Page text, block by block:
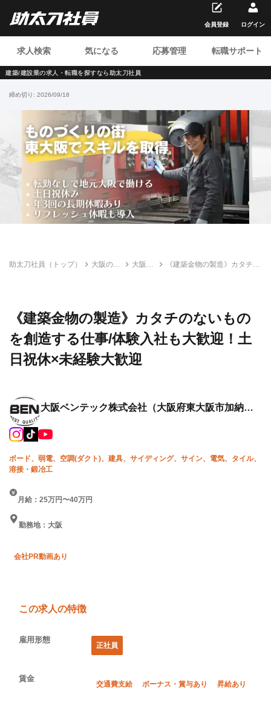
建築/建設業の求人・転職を探すなら助太刀社員
求人検索 気になる 応募管理 転職サポート
会員登録 ログイン
締め切り: 2026/09/18
助太刀社員（トップ）
大阪の建
大阪ベ
《建築金物の製造》カタチの
《建築金物の製造》カタチのないもの
を創造する仕事/体験入社も大歓迎！土
日祝休×未経験大歓迎
大阪ベンテック株式会社 （大阪府東大阪市加納４
ボード、弱電、空調(ダクト)、建具、サイディング、サイン、電気、タイル、
溶接・鍛冶工
月給：25万円〜40万円
勤務地：大阪
会社PR動画あり
この求人の特徴
雇用形態
正社員
賃金
交通費支給 ボーナス・賞与あり 昇給あり